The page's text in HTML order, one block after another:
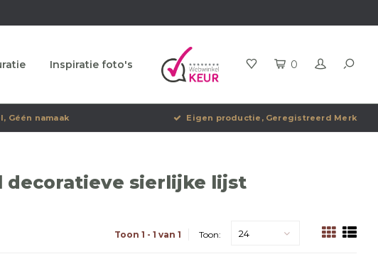
Inspiratie foto's 0
Géén namaak Eigen productie, Geregistreerd Merk
decoratieve sierlijke lijst
Toon 1 - 1 van 1 Toon: 24